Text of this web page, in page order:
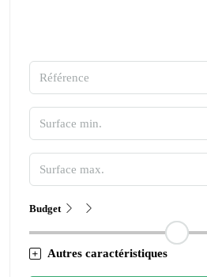
Budget
Autres caractéristiques